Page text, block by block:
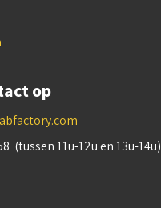
op
(tussen 11u-12u en 13u-14u)